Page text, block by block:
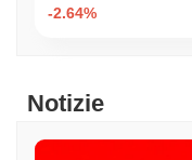
-2.64%
Notizie